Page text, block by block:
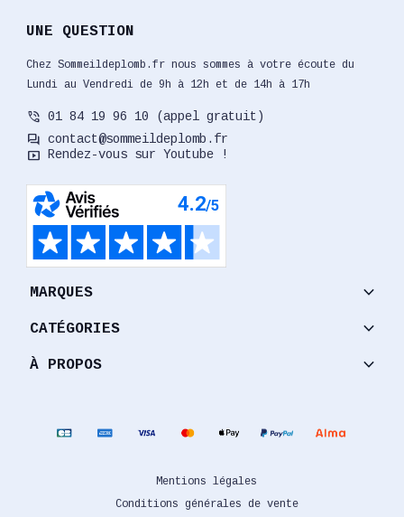
UNE QUESTION
Chez Sommeildeplomb.fr nous sommes à votre écoute du
Lundi au Vendredi de 9h à 12h et de 14h à 17h
phone_in_talk 01 84 19 96 10 (appel gratuit)
forum contact@sommeildeplomb.fr
smart_display Rendez-vous sur Youtube !
MARQUES keyboard_arrow_down
CATÉGORIES keyboard_arrow_down
À PROPOS keyboard_arrow_down
Mentions légales
Conditions générales de vente